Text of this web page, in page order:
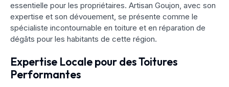
essentielle pour les propriétaires. Artisan Goujon, avec son
expertise et son dévouement, se présente comme le
spécialiste incontournable en toiture et en réparation de
dégâts pour les habitants de cette région.
Expertise Locale pour des Toitures
Performantes